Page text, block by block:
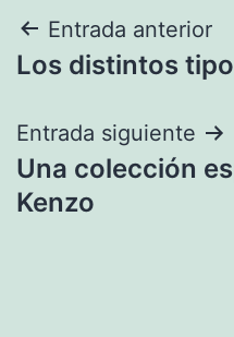
Navegación
de
entradas
Entrada anterior
Los distintos
Entrada siguiente
Una colección
Kenzo